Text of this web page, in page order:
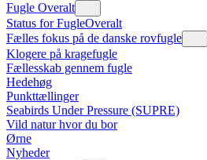
Fugle Overalt
Status for FugleOveralt
Fælles fokus på de danske rovfugle
Klogere på kragefugle
Fællesskab gennem fugle
Hedehøg
Punkttællinger
Seabirds Under Pressure (SUPRE)
Vild natur hvor du bor
Ørne
Nyheder